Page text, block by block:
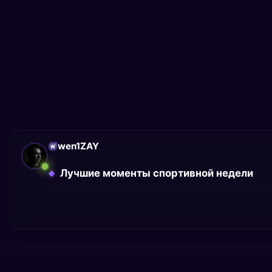
wen1ZAY
Лучшие моменты спортивной недели